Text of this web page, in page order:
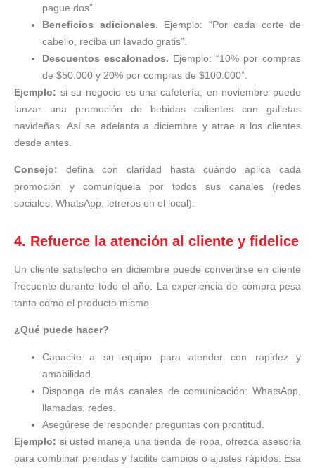
pague dos”.
Beneficios adicionales. Ejemplo: “Por cada corte de
cabello, reciba un lavado gratis”.
Descuentos escalonados. Ejemplo: “10% por compras
de $50.000 y 20% por compras de $100.000”.
Ejemplo: si su negocio es una cafetería, en noviembre puede
lanzar una promoción de bebidas calientes con galletas
navideñas. Así se adelanta a diciembre y atrae a los clientes
desde antes.
Consejo: defina con claridad hasta cuándo aplica cada
promoción y comuníquela por todos sus canales (redes
sociales, WhatsApp, letreros en el local).
4. Refuerce la atención al cliente y fidelice
Un cliente satisfecho en diciembre puede convertirse en cliente
frecuente durante todo el año. La experiencia de compra pesa
tanto como el producto mismo.
¿Qué puede hacer?
Capacite a su equipo para atender con rapidez y
amabilidad.
Disponga de más canales de comunicación: WhatsApp,
llamadas, redes.
Asegúrese de responder preguntas con prontitud.
Ejemplo: si usted maneja una tienda de ropa, ofrezca asesoría
para combinar prendas y facilite cambios o ajustes rápidos. Esa